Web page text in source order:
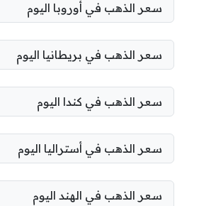
سعر الذهب في أوروبا اليوم
سعر الذهب في بريطانيا اليوم
سعر الذهب في كندا اليوم
سعر الذهب في أستراليا اليوم
سعر الذهب في الهند اليوم